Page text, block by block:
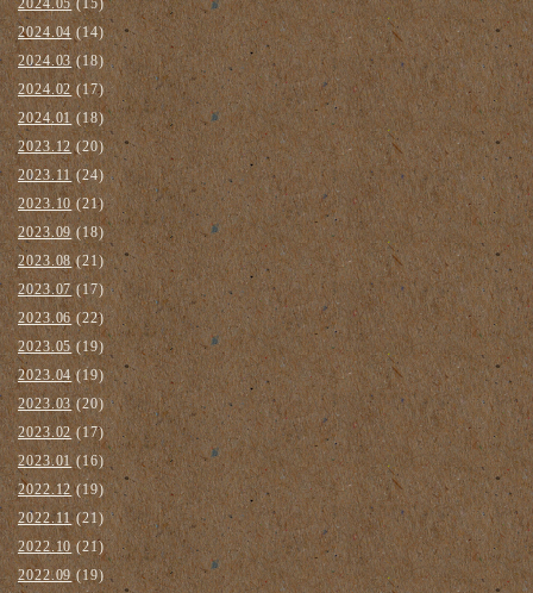
2024.04(14)
2024.03(18)
2024.02(17)
2024.01 (18)
2023.12(20)
2023.11(24)
2023.10(21)
2023.09(18)
2023.08 (21)
2023.07(17)
2023.06(22)
2023.05(19)
2023.04 (19)
2023.03(20)
2023.02 (17)
2023.01 (16)
2022.12(19)
2022.11(21)
2022.10 (21)
2022.09(19)